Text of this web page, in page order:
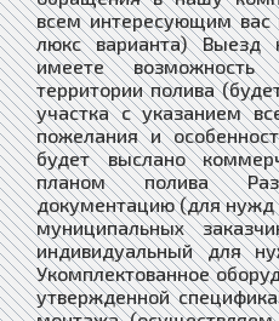
всем интересующим вас
люкс варианта)
имеете
территории полива
участка с указанием
пожелания и
будет выслано
планом полива
документацию (для нужд
муниципальных
индивидуальный для
Укомплектованное
утвержденной